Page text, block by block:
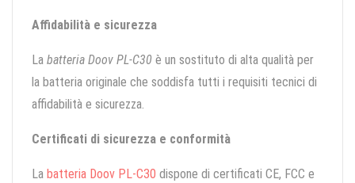
Affidabilità e sicurezza
La batteria Doov PL-C30 è un sostituto di alta qualità per
la batteria originale che soddisfa tutti i requisiti tecnici di
affidabilità e sicurezza.
Certificati di sicurezza e conformità
La batteria Doov PL-C30 dispone di certificati CE, FCC e